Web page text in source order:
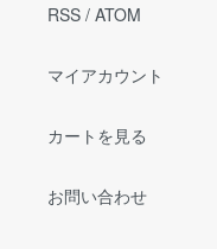
RSS / ATOM
マイアカウント
カートを見る
お問い合わせ